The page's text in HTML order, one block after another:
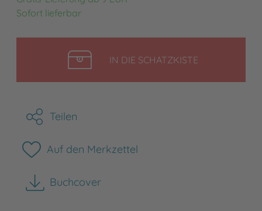
Sofort lieferbar
IN DIE SCHATZKISTELEGEN
Teilen
Auf den Merkzettel
Buchcover
herunterladen